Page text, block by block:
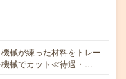
械が練った材料をトレー
機械でカット≪待遇・…